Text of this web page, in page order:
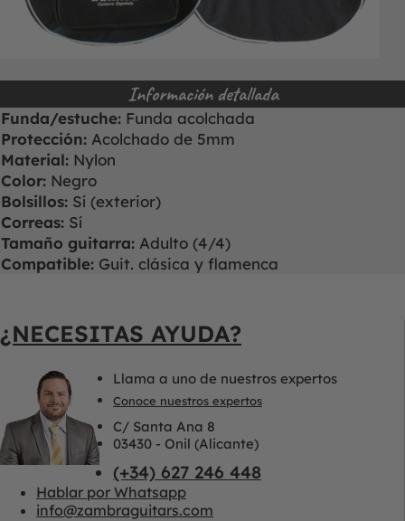
Información detallada
Funda/estuche: Funda acolchada
Protección: Acolchado de 5mm
Material: Nylon
Color: Negro
Bolsillos: Sí (exterior)
Correas: Sí
Tamaño guitarra: Adulto (4/4)
Compatible: Guit. clásica y flamenca
¿NECESITAS AYUDA?
Llama a uno de nuestros expertos
Conoce nuestros expertos
C/ Santa Ana 8
03430 - Onil (Alicante)
(+34) 627 246 448
Hablar por Whatsapp
info@zambraguitars.com